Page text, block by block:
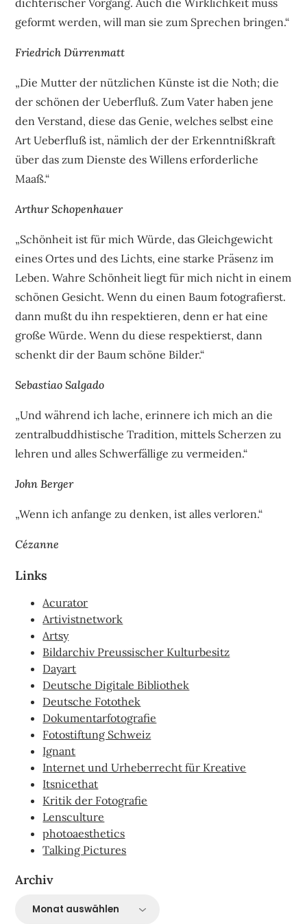
geformt werden, will man sie zum Sprechen bringen.“
Friedrich Dürrenmatt
„Die Mutter der nützlichen Künste ist die Noth; die
der schönen der Ueberfluß. Zum Vater haben jene
den Verstand, diese das Genie, welches selbst eine
Art Ueberfluß ist, nämlich der der Erkenntnißkraft
über das zum Dienste des Willens erforderliche
Maaß.“
Arthur Schopenhauer
„Schönheit ist für mich Würde, das Gleichgewicht
eines Ortes und des Lichts, eine starke Präsenz im
Leben. Wahre Schönheit liegt für mich nicht in einem
schönen Gesicht. Wenn du einen Baum fotografierst.
dann mußt du ihn respektieren, denn er hat eine
große Würde. Wenn du diese respektierst, dann
schenkt dir der Baum schöne Bilder.“
Sebastiao Salgado
„Und während ich lache, erinnere ich mich an die
zentralbuddhistische Tradition, mittels Scherzen zu
lehren und alles Schwerfällige zu vermeiden.“
John Berger
„Wenn ich anfange zu denken, ist alles verloren.“
Cézanne
Links
Acurator
Artivistnetwork
Artsy
Bildarchiv Preussischer Kulturbesitz
Dayart
Deutsche Digitale Bibliothek
Deutsche Fotothek
Dokumentarfotografie
Fotostiftung Schweiz
Ignant
Internet und Urheberrecht für Kreative
Itsnicethat
Kritik der Fotografie
Lensculture
photoaesthetics
Talking Pictures
Archiv